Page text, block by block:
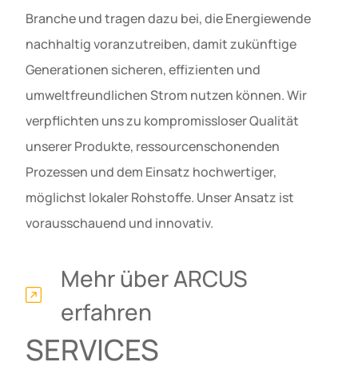
Branche und tragen dazu bei, die Energiewende
nachhaltig voranzutreiben, damit zukünftige
Generationen sicheren, effizienten und
umweltfreundlichen Strom nutzen können. Wir
verpflichten uns zu kompromissloser Qualität
unserer Produkte, ressourcenschonenden
Prozessen und dem Einsatz hochwertiger,
möglichst lokaler Rohstoffe. Unser Ansatz ist
vorausschauend und innovativ.
Mehr über ARCUS
erfahren
SERVICES